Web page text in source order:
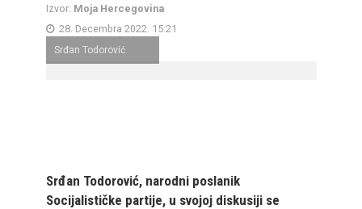
Izvor: Moja Hercegovina
28. Decembra 2022. 15:21
Srđan Todorović
Srđan Todorović, narodni poslanik
Socijalističke partije, u svojoj diskusiji se